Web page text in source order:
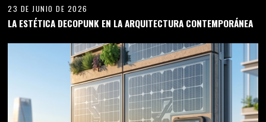
23 DE JUNIO DE 2026
LA ESTÉTICA DECOPUNK EN LA ARQUITECTURA CONTEMPORÁNEA